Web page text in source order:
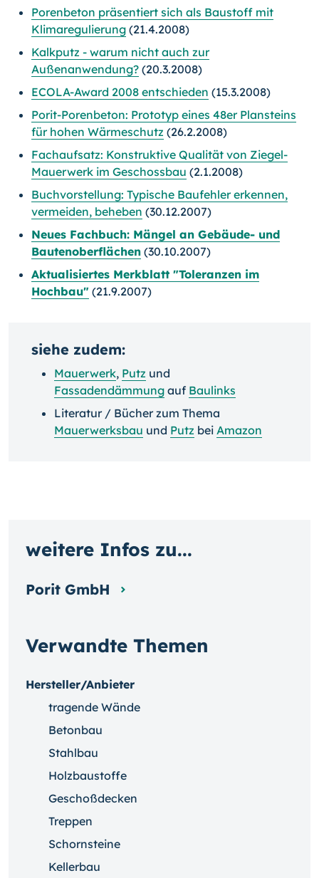
Porenbeton präsentiert sich als Baustoff mit
Klimaregulierung (21.4.2008)
Kalkputz - warum nicht auch zur
Außenanwendung? (20.3.2008)
ECOLA-Award 2008 entschieden (15.3.2008)
Porit-Porenbeton: Prototyp eines 48er Plansteins
für hohen Wärmeschutz (26.2.2008)
Fachaufsatz: Konstruktive Qualität von Ziegel-
Mauerwerk im Geschossbau (2.1.2008)
Buchvorstellung: Typische Baufehler erkennen,
vermeiden, beheben (30.12.2007)
Neues Fachbuch: Mängel an Gebäude- und
Bautenoberflächen (30.10.2007)
Aktualisiertes Merkblatt "Toleranzen im
Hochbau" (21.9.2007)
siehe zudem:
Mauerwerk, Putz und
Fassadendämmung auf Baulinks
Literatur / Bücher zum Thema
Mauerwerksbau und Putz bei Amazon
Verwandte Themen
Hersteller/Anbieter
tragende Wände
Betonbau
Stahlbau
Holzbaustoffe
Geschoßdecken
Treppen
Schornsteine
Kellerbau
weitere Infos zu...
Porit GmbH